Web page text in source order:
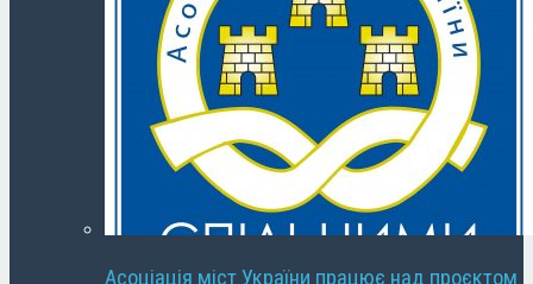
Асоціація міст України працює над проєктом